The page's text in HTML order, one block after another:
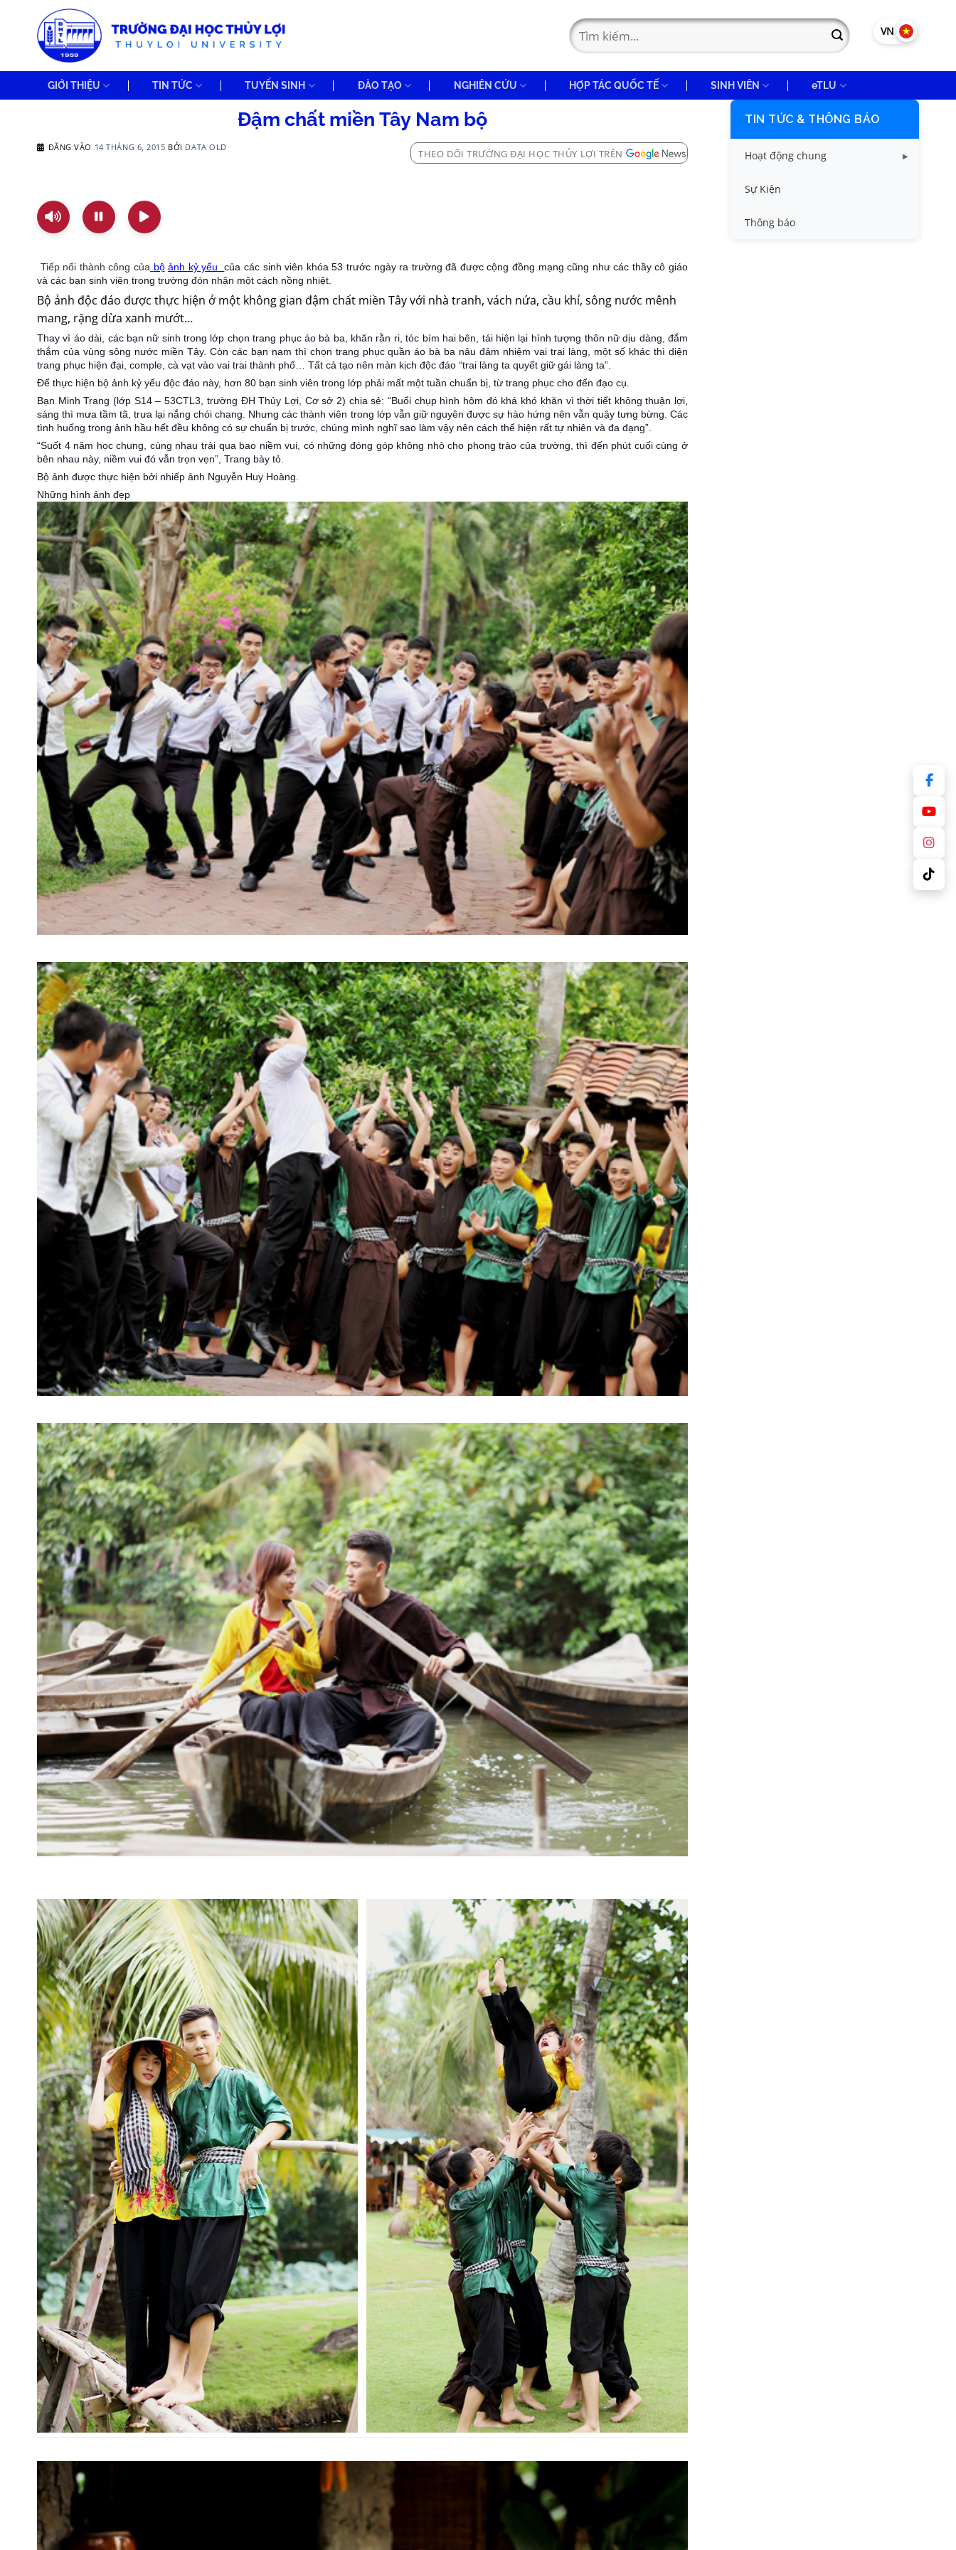
VN EN
GIỚI THIỆU TIN TỨC TUYỂN SINH ĐÀO TẠO NGHIÊN CỨU HỢP TÁC QUỐC TẾ SINH VIÊN eTLU
Đậm chất miền Tây Nam bộ
ĐĂNG VÀO 14 THÁNG 6, 2015 BỞI DATA OLD
THEO DÕI TRƯỜNG ĐẠI HỌC THỦY LỢI TRÊN
Tiếp nối thành công của bộ ảnh kỷ yếu
của các sinh viên khóa 53 trước ngày ra trường đã được cộng đồng mạng cũng như các thầy cô giáo
và các bạn sinh viên trong trường đón nhận một cách nồng nhiệt.
Bộ ảnh độc đáo được thực hiện ở một không gian đậm chất miền Tây với nhà tranh, vách nứa, cầu khỉ, sông nước mênh
mang, rặng dừa xanh mướt…
Thay vì áo dài, các bạn nữ sinh trong lớp chọn trang phục áo bà ba, khăn rằn ri, tóc bím hai bên, tái hiện lại hình tượng thôn nữ dịu dàng, đắm
thắm của vùng sông nước miền Tây. Còn các bạn nam thì chọn trang phục quần áo bà ba nâu đảm nhiệm vai trai làng, một số khác thì diện
trang phục hiện đại, comple, cà vạt vào vai trai thành phố… Tất cả tạo nên màn kịch độc đáo “trai làng ta quyết giữ gái làng ta”.
Để thực hiện bộ ảnh kỷ yếu độc đáo này, hơn 80 bạn sinh viên trong lớp phải mất một tuần chuẩn bị, từ trang phục cho đến đạo cụ.
Bạn Minh Trang (lớp S14 – 53CTL3, trường ĐH Thủy Lợi, Cơ sở 2) chia sẻ: “Buổi chụp hình hôm đó khá khó khăn vì thời tiết không thuận lợi,
sáng thì mưa tầm tã, trưa lại nắng chói chang. Nhưng các thành viên trong lớp vẫn giữ nguyên được sự hào hứng nên vẫn quậy tưng bừng. Các
tình huống trong ảnh hầu hết đều không có sự chuẩn bị trước, chúng mình nghĩ sao làm vậy nên cách thể hiện rất tự nhiên và đa đạng”.
“Suốt 4 năm học chung, cùng nhau trải qua bao niềm vui, có những đóng góp không nhỏ cho phong trào của trường, thì đến phút cuối cùng ở
bên nhau này, niềm vui đó vẫn trọn vẹn”, Trang bày tỏ.
Bộ ảnh được thực hiện bởi nhiếp ảnh Nguyễn Huy Hoàng.
Những hình ảnh đẹp
TIN TỨC & THÔNG BÁO
Hoạt động chung
Tin công tác sinh viên
Tin đào tạo
Sự Kiện
Thông báo